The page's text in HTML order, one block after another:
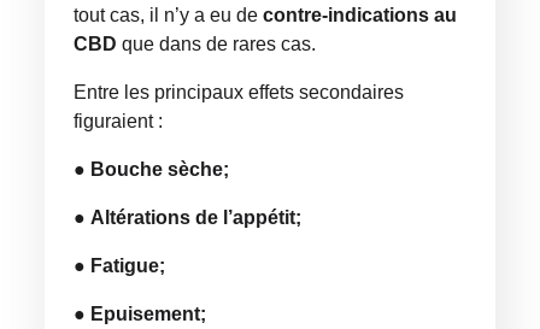
tout cas, il n’y a eu decontre-indications au
CBD que dans de rares cas.
Entre les principaux effets secondaires
figuraient :
● Bouche sèche;
● Altérations de l’appétit;
● Fatigue;
● Epuisement;